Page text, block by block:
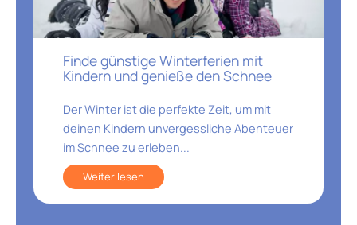
Finde günstige Winterferien mit
Kindern und genieße den Schnee
Der Winter ist die perfekte Zeit, um mit
deinen Kindern unvergessliche Abenteuer
im Schnee zu erleben...
Weiter lesen